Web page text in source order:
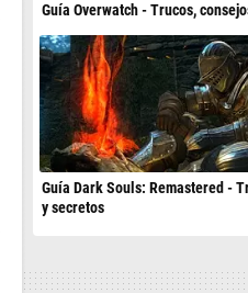
Guía Overwatch - Trucos,
Guía Dark Souls: Remastered -
y secretos